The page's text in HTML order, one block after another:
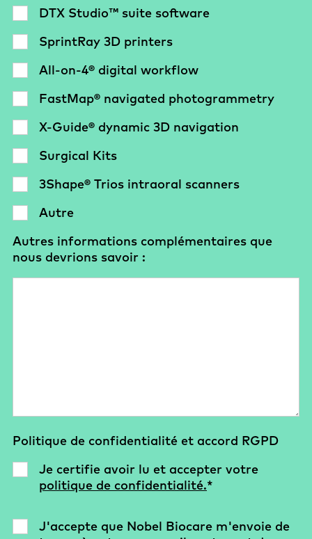
DTX Studio™ suite software
SprintRay 3D printers
All-on-4® digital workflow
FastMap® navigated photogrammetry
X-Guide® dynamic 3D navigation
Surgical Kits
3Shape® Trios intraoral scanners
Autre
Autres informations complémentaires que
nous devrions savoir :
Politique de confidentialité et accord RGPD
Je certifie avoir lu et accepter votre
politique de confidentialité.*
J'accepte que Nobel Biocare m'envoie de